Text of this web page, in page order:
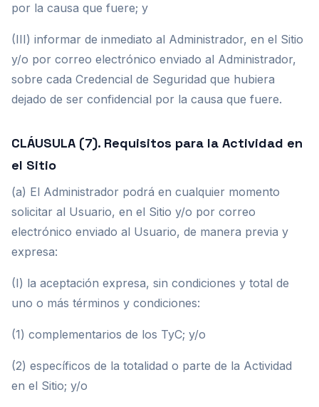
por la causa que fuere; y
(III) informar de inmediato al Administrador, en el Sitio
y/o por correo electrónico enviado al Administrador,
sobre cada Credencial de Seguridad que hubiera
dejado de ser confidencial por la causa que fuere.
CLÁUSULA (7). Requisitos para la Actividad en
el Sitio
(a) El Administrador podrá en cualquier momento
solicitar al Usuario, en el Sitio y/o por correo
electrónico enviado al Usuario, de manera previa y
expresa:
(I) la aceptación expresa, sin condiciones y total de
uno o más términos y condiciones:
(1) complementarios de los TyC; y/o
(2) específicos de la totalidad o parte de la Actividad
en el Sitio; y/o